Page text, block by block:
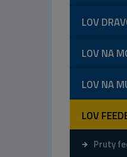
LOV
LOV NA
LOV NA
LOV
Pruty